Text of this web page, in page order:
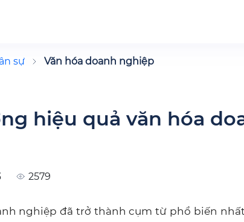
sự Văn hóa doanh nghiệp
hiệu quả văn hóa
2579
nghiệp đã trở thành cụm từ phổ biến